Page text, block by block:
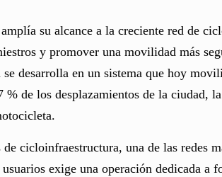
su alcance a la creciente red de
y promover una movilidad más
desarrolla en un sistema que hoy
de los desplazamientos de la ciudad,
cicloinfraestructura, una de las redes
exige una operación dedicada a